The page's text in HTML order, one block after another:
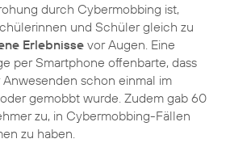
durch Cybermobbing ist,
und Schüler gleich zu
Erlebnisse vor Augen. Eine
per Smartphone offenbarte, dass
schon einmal im
gemobbt wurde. Zudem gab 60
zu, in Cybermobbing-Fällen
zu haben.